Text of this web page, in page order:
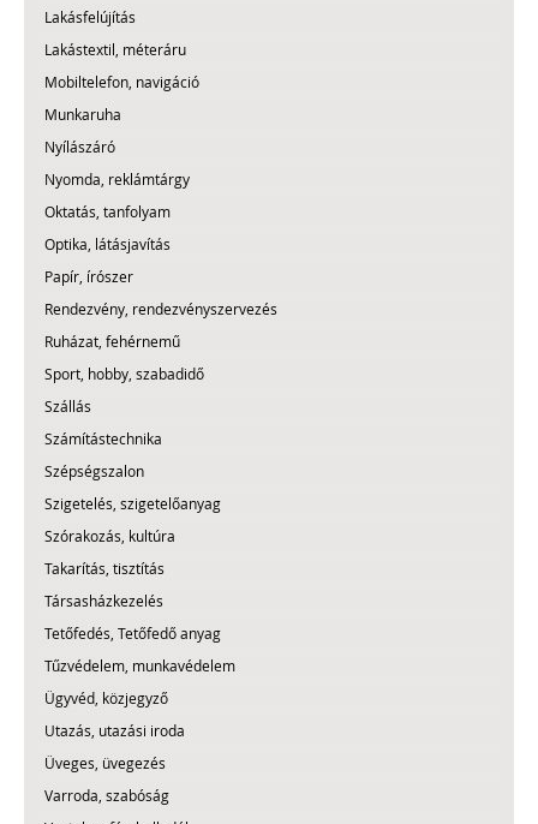
Lakásfelújítás
Lakástextil, méteráru
Mobiltelefon, navigáció
Munkaruha
Nyílászáró
Nyomda, reklámtárgy
Oktatás, tanfolyam
Optika, látásjavítás
Papír, írószer
Rendezvény, rendezvényszervezés
Ruházat, fehérnemű
Sport, hobby, szabadidő
Szállás
Számítástechnika
Szépségszalon
Szigetelés, szigetelőanyag
Szórakozás, kultúra
Takarítás, tisztítás
Társasházkezelés
Tetőfedés, Tetőfedő anyag
Tűzvédelem, munkavédelem
Ügyvéd, közjegyző
Utazás, utazási iroda
Üveges, üvegezés
Varroda, szabóság